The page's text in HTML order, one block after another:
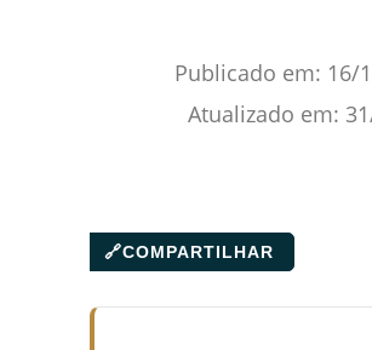
Publicado em: 16/
Atualizado em:
🔗COMPARTILHAR